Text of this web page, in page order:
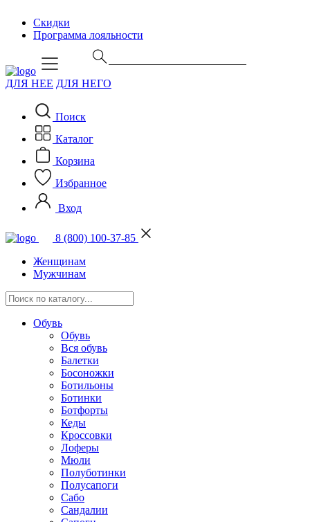
Скидки
Программа лояльности
ДЛЯ НЕЕ ДЛЯ НЕГО
Поиск
Каталог
Корзина
Избранное
Вход
8 (800) 100-37-85
Женщинам
Мужчинам
Обувь
Обувь
Вся обувь
Балетки
Босоножки
Ботильоны
Ботинки
Ботфорты
Кеды
Кроссовки
Лоферы
Мюли
Полуботинки
Полусапоги
Сабо
Сандалии